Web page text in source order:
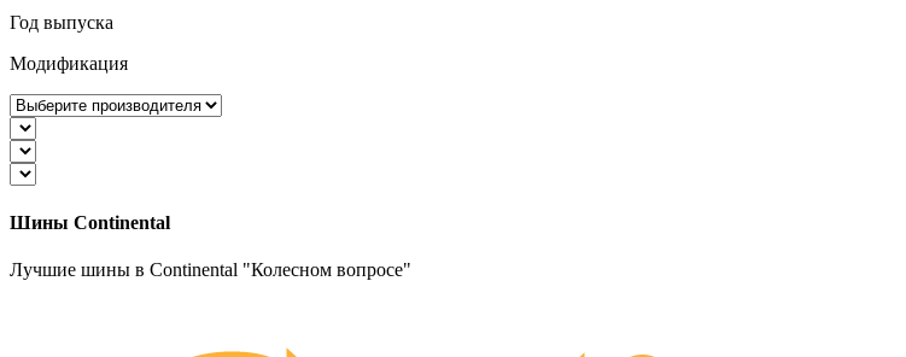
Год выпуска
Модификация
Шины Continental
Лучшие шины в Continental "Колесном вопросе"